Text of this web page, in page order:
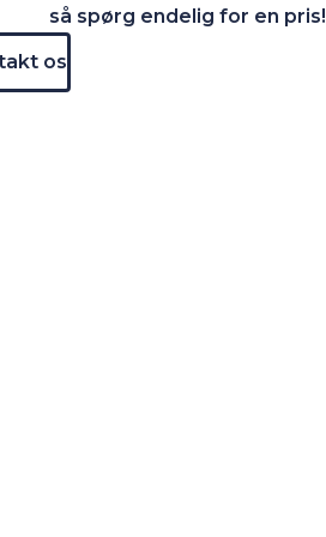
så spørg endelig for en pris!
os